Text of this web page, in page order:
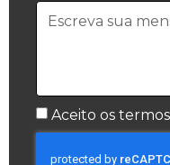
Aceito os